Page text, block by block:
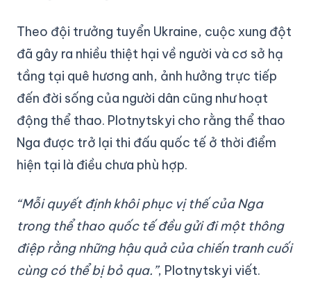
Theo đội trưởng tuyển Ukraine, cuộc xung đột
đã gây ra nhiều thiệt hại về người và cơ sở hạ
tầng tại quê hương anh, ảnh hưởng trực tiếp
đến đời sống của người dân cũng như hoạt
động thể thao. Plotnytskyi cho rằng thể thao
Nga được trở lại thi đấu quốc tế ở thời điểm
hiện tại là điều chưa phù hợp.
“Mỗi quyết định khôi phục vị thế của Nga
trong thể thao quốc tế đều gửi đi một thông
điệp rằng những hậu quả của chiến tranh cuối
cùng có thể bị bỏ qua.”, Plotnytskyi viết.